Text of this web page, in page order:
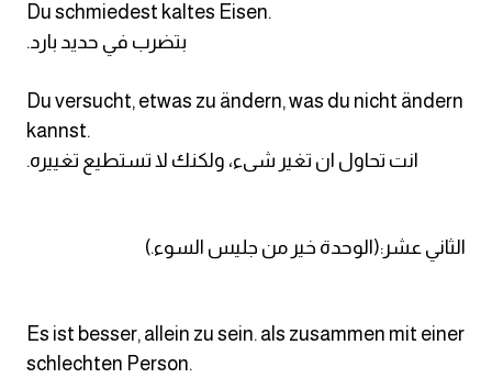
Du schmiedest kaltes Eisen.
.بتضرب في حديد بارد
Du versucht, etwas zu ändern, was du nicht ändern
kannst.
.انت تحاول ان تغير شىء، ولكنك لا تستطيع تغييره
الثاني عشر:(الوحدة خير من جليس السوء.)
Es ist besser, allein zu sein. als zusammen mit einer
schlechten Person.